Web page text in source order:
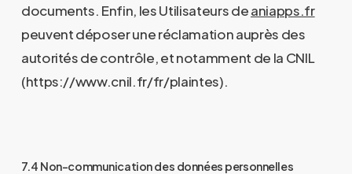
documents. Enfin, les Utilisateurs deaniapps.fr
peuvent déposer une réclamation auprès des
autorités de contrôle, et notamment de la CNIL
(https://www.cnil.fr/fr/plaintes).
7.4 Non-communication des données personnelles